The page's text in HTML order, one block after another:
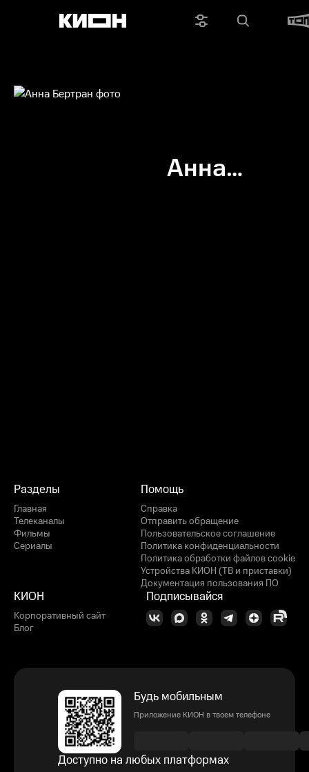
Анна
Разделы
Главная
Телеканалы
Фильмы
Сериалы
Помощь
Справка
Отправить обращение
Пользовательское соглашение
Политика конфиденциальности
Политика обработки файлов cookie
Устройства КИОН (ТВ и приставки)
Документация пользования ПО
КИОН
Корпоративный сайт
Блог
Подписывайся
Будь мобильным
Приложение КИОН в твоем телефоне
Доступно на любых платформах